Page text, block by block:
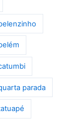
parada